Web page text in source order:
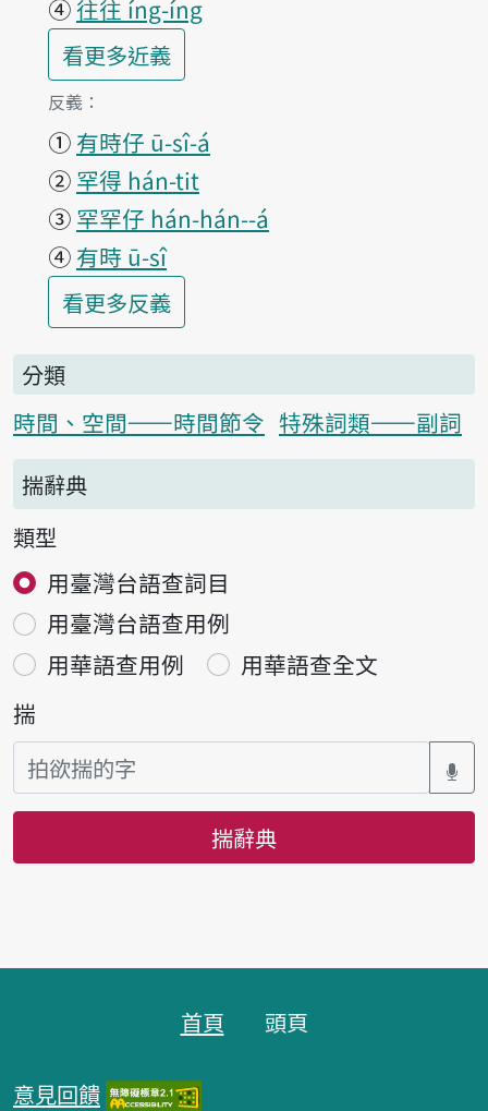
④ 往往 íng-íng
看更多第1項釋義的
近義
第1項釋義的
反義：
① 有時仔 ū-sî-á
② 罕得 hán-tit
③ 罕罕仔 hán-hán--á
④ 有時 ū-sî
看更多第1項釋義的
反義
分類
時間、空間——時間節令 特殊詞類——副詞
揣辭典
類型
用臺灣台語查詞目
用臺灣台語查用例
用華語查用例
用華語查全文
揣
揣辭典
首頁 頭頁
意見回饋